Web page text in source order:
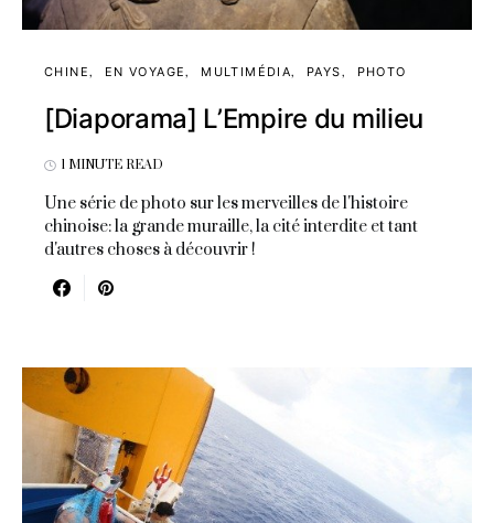
CHINE EN VOYAGE MULTIMÉDIA PAYS PHOTO
[Diaporama] L’Empire du milieu
1 MINUTE READ
Une série de photo sur les merveilles de l'histoire
chinoise: la grande muraille, la cité interdite et tant
d'autres choses à découvrir !